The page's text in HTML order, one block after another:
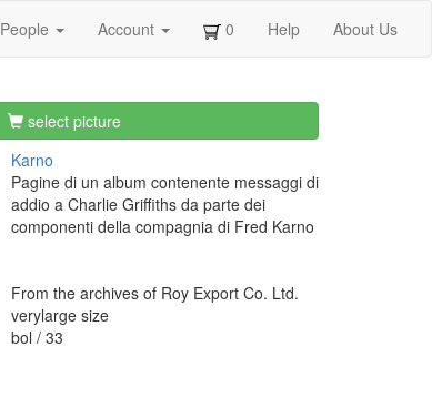
People Account 0 Help About Us
select picture
Karno
Pagine di un album contenente messaggi di
addio a Charlie Griffiths da parte dei
componenti della compagnia di Fred Karno
From the archives of Roy Export Co. Ltd.
verylarge size
bol / 33